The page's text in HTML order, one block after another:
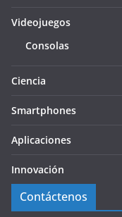
Videojuegos
Consolas
Ciencia
Smartphones
Aplicaciones
Innovación
Contáctenos